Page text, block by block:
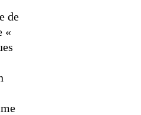
de
«